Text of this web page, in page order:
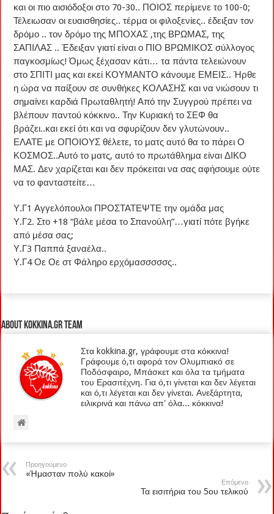
και οι πιο αισιόδοξοι στο 70-30.. ΠΟΙΟΣ περίμενε το 100-0;
Τέλειωσαν οι ευαισθησίες.. τέρμα οι φιλοξενίες.. έδειξαν τον
δρόμο .. τον δρόμο της ΜΠΟΧΑΣ ,της ΒΡΩΜΑΣ, της
ΣΑΠΙΛΑΣ .. Έδειξαν γιατί είναι ο ΠΙΟ ΒΡΩΜΙΚΟΣ σύλλογος
παγκοσμίως! Όμως ξέχασαν κάτι… τα πάντα τελειώνουν
στο ΣΠΙΤΙ μας και εκεί ΚΟΥΜΑΝΤΟ κάνουμε ΕΜΕΙΣ.. Ήρθε
η ώρα να παίξουν σε συνθήκες ΚΟΛΑΣΗΣ και να νιώσουν τι
σημαίνει καρδιά Πρωταθλητή! Από την Συγγρού πρέπει να
βλέπουν παντού κόκκινο.. Την Κυριακή το ΣΕΦ θα
βράζει..και εκεί ότι και να σφυρίζουν δεν γλυτώνουν..
ΕΛΑΤΕ με ΟΠΟΙΟΥΣ θέλετε, το ματς αυτό θα το πάρει Ο
ΚΟΣΜΟΣ..Αυτό το ματς, αυτό το πρωτάθλημα είναι ΔΙΚΟ
ΜΑΣ. Δεν χαρίζεται και δεν πρόκειται να σας αφήσουμε ούτε
να το φανταστείτε…
Υ.Γ1 Αγγελόπουλοι ΠΡΟΣΤΑΤΕΨΤΕ την ομάδα μας
Υ.Γ2. Στο +18 “βάλε μέσα το Σπανούλη”…γιατί πότε βγήκε
από μέσα σας;
Υ.Γ3 Παππά ξαναέλα..
Υ.Γ4 Οε Οε στ Φάληρο ερχόμασσσσσς..
About kokkina.gr TEAM
Στα kokkina.gr, γράφουμε στα κόκκινα!
Γράφουμε ό,τι αφορά τον Ολυμπιακό σε
Ποδόσφαιρο, Μπάσκετ και όλα τα τμήματα
του Ερασιτέχνη. Για ό,τι γίνεται και δεν λέγεται
και ό,τι λέγεται και δεν γίνεται. Ανεξάρτητα,
ειλικρινά και πάνω απ' όλα... κόκκινα!
Προηγούμενο
«Ήμασταν πολύ κακοί»
Επόμενο
Τα εισιτήρια του 5ου τελικού